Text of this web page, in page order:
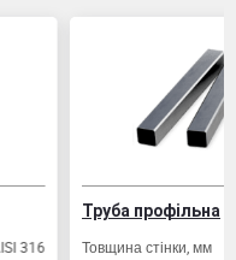
Труба профільна
Товщина стінки, мм